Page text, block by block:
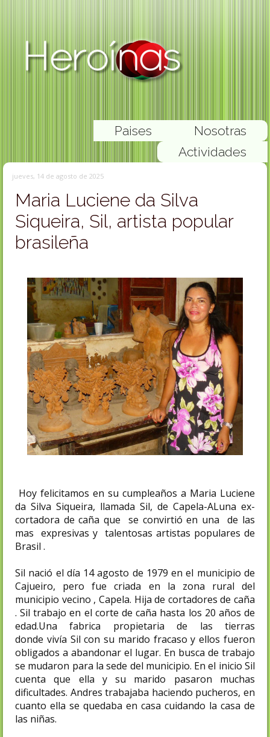
Nosotras
Paises
Actividades
jueves, 14 de agosto de 2025
Maria Luciene da Silva
Siqueira, Sil, artista popular
brasileña
Hoy felicitamos en su cumpleaños a Maria Luciene
da Silva Siqueira, llamada Sil, de Capela-ALuna ex-
cortadora de caña que se convirtió en una de las
mas expresivas y talentosas artistas populares de
Brasil .
Sil nació el día 14 agosto de 1979 en el municipio de
Cajueiro, pero fue criada en la zona rural del
municipio vecino , Capela. Hija de cortadores de caña
. Sil trabajo en el corte de caña hasta los 20 años de
edad.Una fabrica propietaria de las tierras
donde vivía Sil con su marido fracaso y ellos fueron
obligados a abandonar el lugar. En busca de trabajo
se mudaron para la sede del municipio. En el inicio Sil
cuenta que ella y su marido pasaron muchas
dificultades. Andres trabajaba haciendo pucheros, en
cuanto ella se quedaba en casa cuidando la casa de
las niñas.